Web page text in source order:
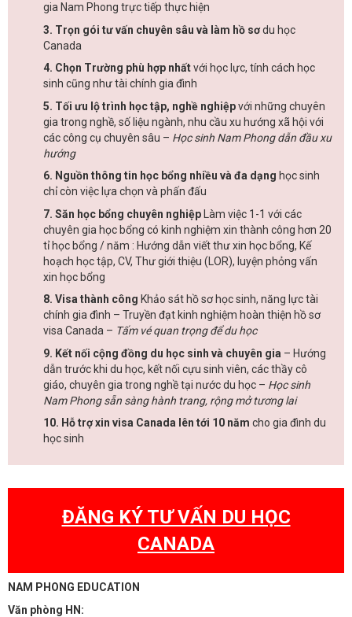
gia Nam Phong trực tiếp thực hiện
3. Trọn gói tư vấn chuyên sâu và làm hồ sơdu học
Canada
4. Chọn Trường phù hợp nhấtvới học lực, tính cách học
sinh cũng như tài chính gia đình
5. Tối ưu lộ trình học tập, nghề nghiệpvới những chuyên
gia trong nghề, số liệu ngành, nhu cầu xu hướng xã hội với
các công cụ chuyên sâu – Học sinh Nam Phong dẫn đầu xu
hướng
6. Nguồn thông tin học bổng nhiều và đa dạng học sinh
chỉ còn việc lựa chọn và phấn đấu
7. Săn học bổng chuyên nghiệp Làm việc 1-1 với các
chuyên gia học bổng có kinh nghiệm xin thành công hơn 20
tỉ học bổng / năm : Hướng dẫn viết thư xin học bổng, Kế
hoạch học tập, CV, Thư giới thiệu (LOR), luyện phỏng vấn
xin học bổng
8. Visa thành công Khảo sát hồ sơ học sinh, năng lực tài
chính gia đình – Truyền đạt kinh nghiệm hoàn thiện hồ sơ
visa Canada – Tấm vé quan trọng để du học
9. Kết nối cộng đồng du học sinh và chuyên gia – Hướng
dẫn trước khi du học, kết nối cựu sinh viên, các thầy cô
giáo, chuyên gia trong nghề tại nước du học – Học sinh
Nam Phong sẵn sàng hành trang, rộng mở tương lai
10. Hỗ trợ xin visa Canada lên tới 10 năm cho gia đình du
học sinh
ĐĂNG KÝ TƯ VẤN DU HỌC
CANADA
NAM PHONG EDUCATION
Văn phòng HN: